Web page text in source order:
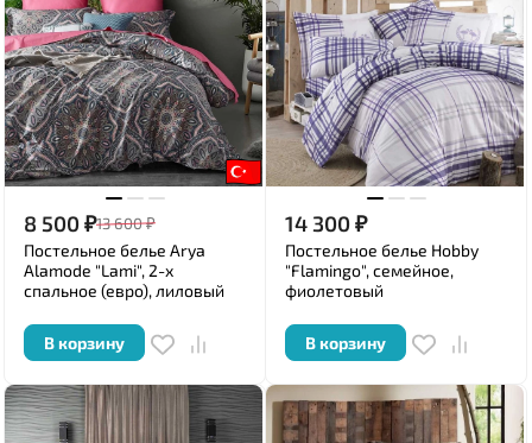
8 500₽13 600₽
Постельное белье Arya
Alamode "Lami", 2-х
спальное (евро), лиловый
В корзину
14 300₽
Постельное белье Hobby
"Flamingo", семейное,
фиолетовый
В корзину